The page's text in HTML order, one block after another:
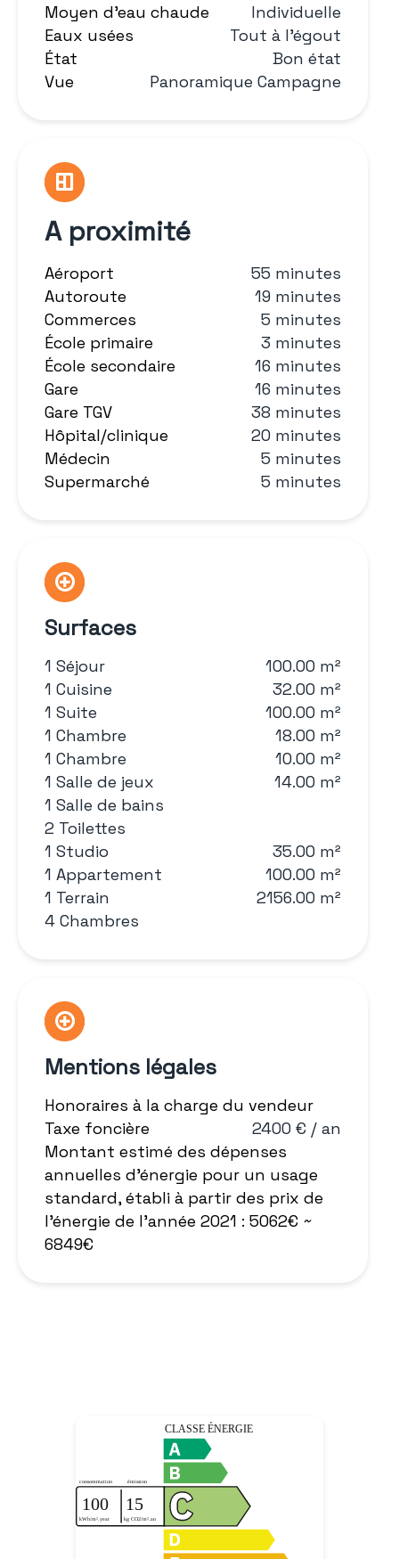
Moyen d'eau chaude
Individuelle
Eaux usées
Tout à l'égout
État
Bon état
Vue
Panoramique Campagne
A proximité
Aéroport
55 minutes
Autoroute
19 minutes
Commerces
5 minutes
École primaire
3 minutes
École secondaire
16 minutes
Gare
16 minutes
Gare TGV
38 minutes
Hôpital/clinique
20 minutes
Médecin
5 minutes
Supermarché
5 minutes
Surfaces
1 Séjour
100.00 m²
1 Cuisine
32.00 m²
1 Suite
100.00 m²
1 Chambre
18.00 m²
1 Chambre
10.00 m²
1 Salle de jeux
14.00 m²
1 Salle de bains
2 Toilettes
1 Studio
35.00 m²
1 Appartement
100.00 m²
1 Terrain
2156.00 m²
4 Chambres
Mentions légales
Honoraires à la charge du vendeur
Taxe foncière
2400 € / an
Montant estimé des dépenses
annuelles d'énergie pour un usage
standard, établi à partir des prix de
l'énergie de l'année 2021 : 5062€ ~
6849€